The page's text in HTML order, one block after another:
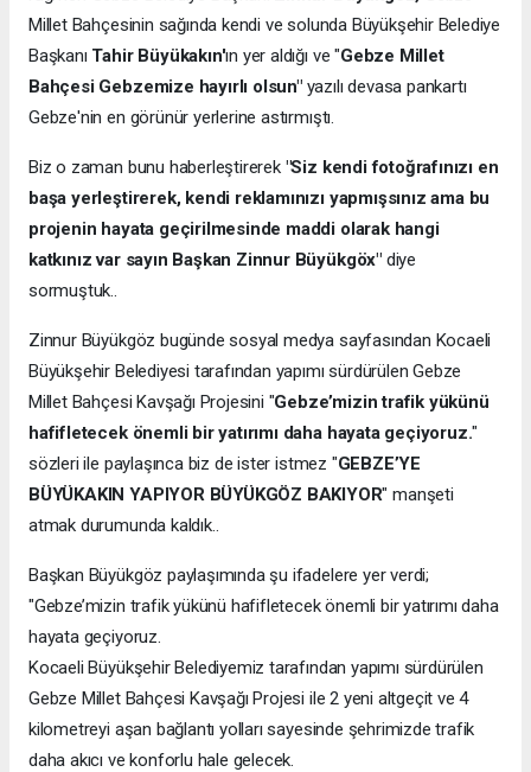
Millet Bahçesinin sağında kendi ve solunda Büyükşehir Belediye
Başkanı Tahir Büyükakın'ın yer aldığı ve "Gebze Millet
Bahçesi Gebzemize hayırlı olsun"yazılı devasa pankartı
Gebze'nin en görünür yerlerine astırmıştı.
Biz o zaman bunu haberleştirerek "Siz kendi fotoğrafınızı en
başa yerleştirerek, kendi reklamınızı yapmışsınız ama bu
projenin hayata geçirilmesinde maddi olarak hangi
katkınız var sayın Başkan Zinnur Büyükgöx" diye
sormuştuk..
Zinnur Büyükgöz bugünde sosyal medya sayfasından Kocaeli
Büyükşehir Belediyesi tarafından yapımı sürdürülen Gebze
Millet Bahçesi Kavşağı Projesini "Gebze’mizin trafik yükünü
hafifletecek önemli bir yatırımı daha hayata geçiyoruz."
sözleri ile paylaşınca biz de ister istmez "GEBZE’YE
BÜYÜKAKIN YAPIYOR BÜYÜKGÖZ BAKIYOR" manşeti
atmak durumunda kaldık..
Başkan Büyükgöz paylaşımında şu ifadelere yer verdi;
"Gebze’mizin trafik yükünü hafifletecek önemli bir yatırımı daha
hayata geçiyoruz.
Kocaeli Büyükşehir Belediyemiz tarafından yapımı sürdürülen
Gebze Millet Bahçesi Kavşağı Projesi ile 2 yeni altgeçit ve 4
kilometreyi aşan bağlantı yolları sayesinde şehrimizde trafik
daha akıcı ve konforlu hale gelecek.